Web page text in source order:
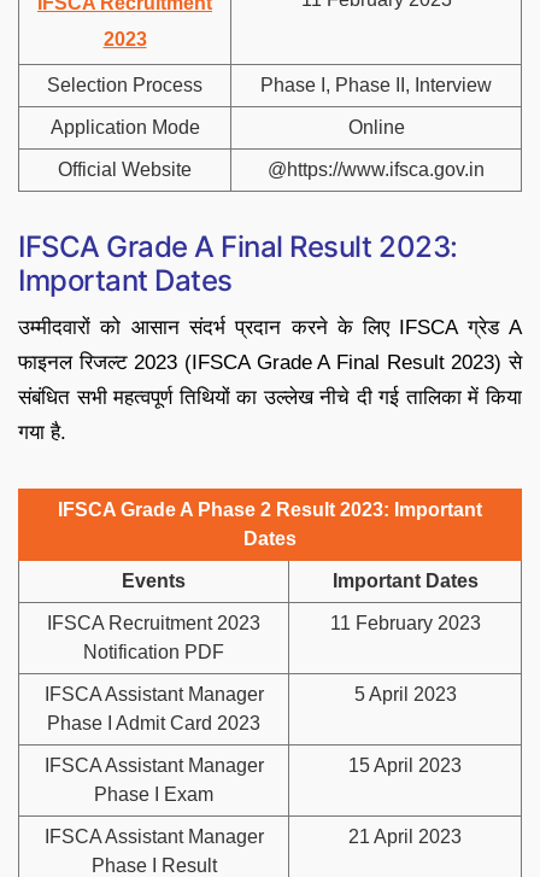
2023
Selection Process Phase I, Phase II, Interview
Application Mode Online
Official Website @https://www.ifsca.gov.in
IFSCA Grade A Final Result 2023:
Important Dates
उम्मीदवारों को आसान संदर्भ प्रदान करने के लिए IFSCA ग्रेड A
फाइनल रिजल्ट 2023 (IFSCA Grade A Final Result 2023) से
संबंधित सभी महत्वपूर्ण तिथियों का उल्लेख नीचे दी गई तालिका में किया
गया है.
IFSCA Grade A Phase 2 Result 2023: Important
Dates
Events Important Dates
IFSCA Recruitment 2023
Notification PDF
11 February 2023
IFSCA Assistant Manager
Phase I Admit Card 2023
5 April 2023
IFSCA Assistant Manager
Phase I Exam
15 April 2023
IFSCA Assistant Manager
Phase I Result
21 April 2023